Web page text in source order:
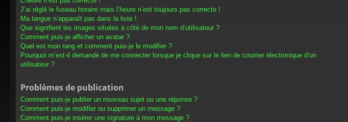
J’ai réglé le fuseau horaire mais l’heure n’est toujours pas correcte !
Ma langue n’apparaît pas dans la liste !
Que signifient les images situées à côté de mon nom d’utilisateur ?
Comment puis-je afficher un avatar ?
Quel est mon rang et comment puis-je le modifier ?
Pourquoi m’est-il demandé de me connecter lorsque je clique sur le lien de courrier électronique d’un
utilisateur ?
Problèmes de publication
Comment puis-je publier un nouveau sujet ou une réponse ?
Comment puis-je modifier ou supprimer un message ?
Comment puis-je insérer une signature à mon message ?